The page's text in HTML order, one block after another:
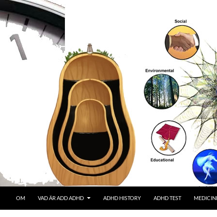
OM VAD ÄR ADD ADHD ADHD HISTORY ADHD TEST